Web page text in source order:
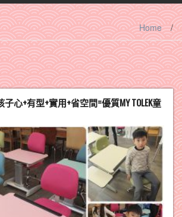
Home /
子心+有型+實用+省空間=優質MY TOLEK童